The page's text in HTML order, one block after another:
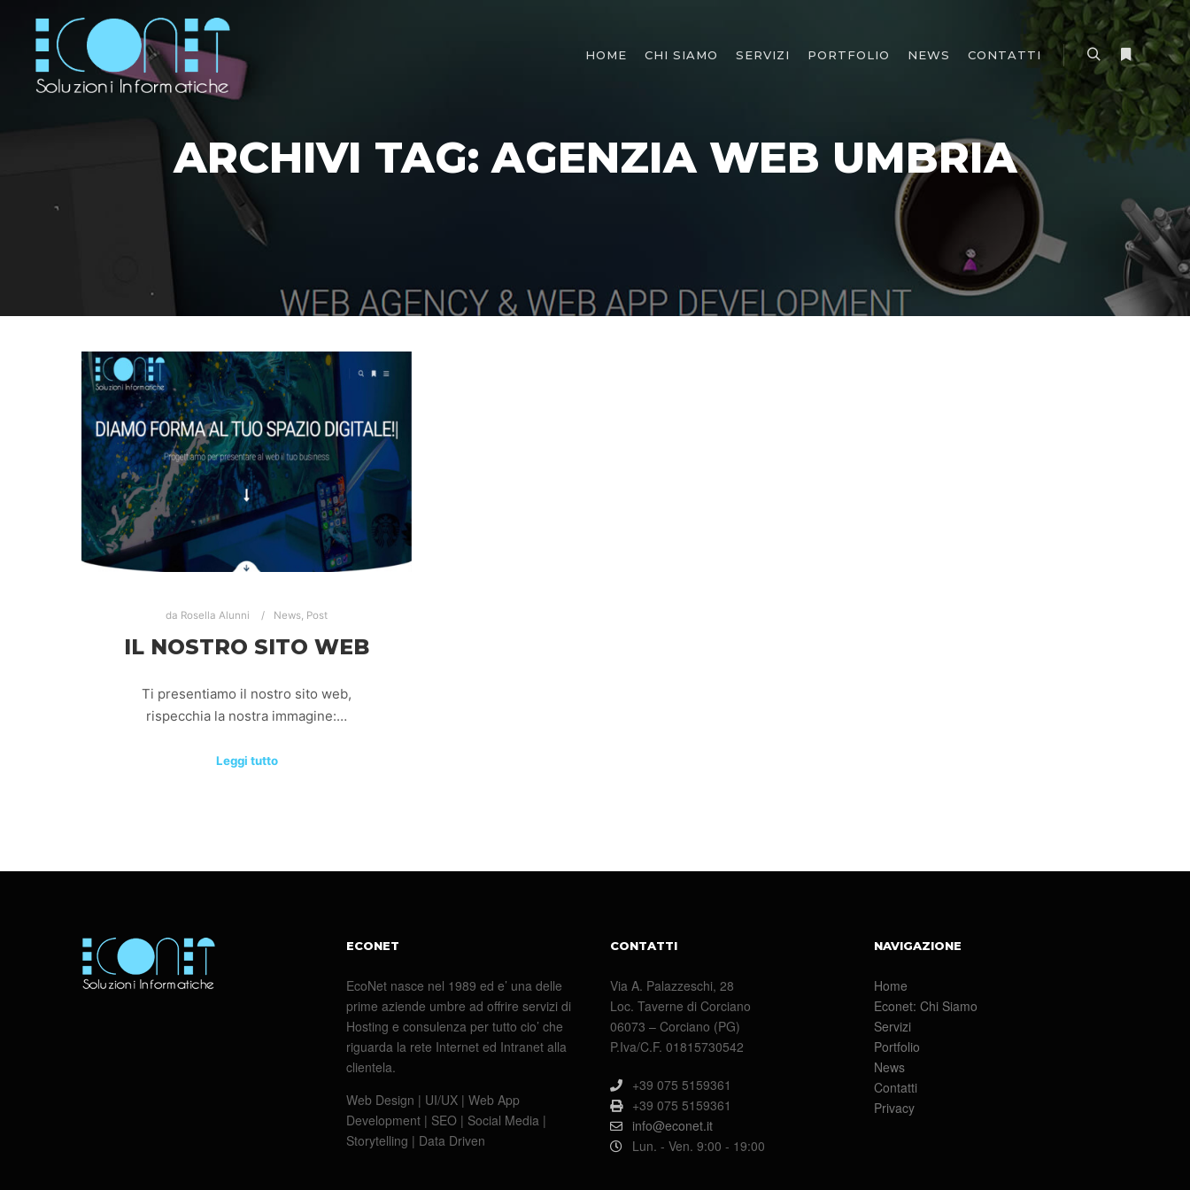
HOME CHI SIAMO SERVIZI PORTFOLIO NEWS CONTATTI
Cerca Maggiori
ARCHIVI TAG:AGENZIA WEB UMBRIA
da Rosella Alunni News Post
IL NOSTRO SITO WEB
Ti presentiamo il nostro sito web,
rispecchia la nostra immagine:…
Leggi tutto
ECONET
EcoNet nasce nel 1989 ed e’ una delle
prime aziende umbre ad offrire servizi di
Hosting e consulenza per tutto cio’ che
riguarda la rete Internet ed Intranet alla
clientela.
Web Design | UI/UX | Web App
Development | SEO | Social Media |
Storytelling | Data Driven
CONTATTI
Via A. Palazzeschi, 28
Loc. Taverne di Corciano
06073 – Corciano (PG)
P.Iva/C.F. 01815730542
+39 075 5159361
+39 075 5159361
info@econet.it
Lun. - Ven. 9:00 - 19:00
NAVIGAZIONE
Home
Econet: Chi Siamo
Servizi
Portfolio
News
Contatti
Privacy